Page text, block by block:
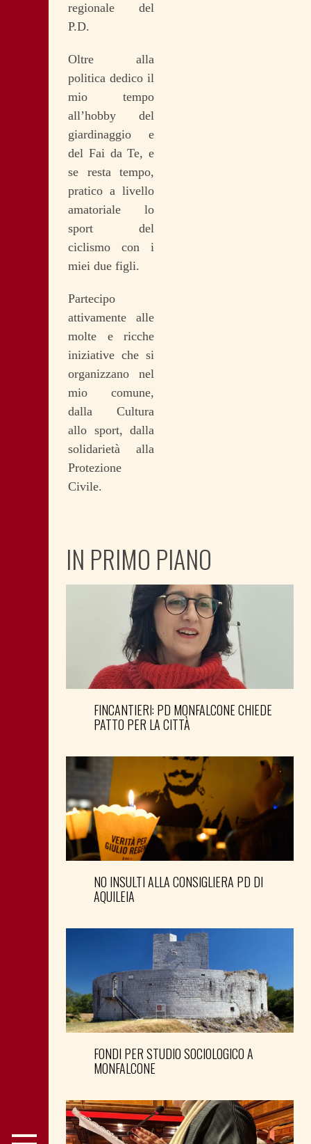
regionale del
P.D.
Oltre alla
politica dedico il
mio tempo
all’hobby del
giardinaggio e
del Fai da Te, e
se resta tempo,
pratico a livello
amatoriale lo
sport del
ciclismo con i
miei due figli.
Partecipo
attivamente alle
molte e ricche
iniziative che si
organizzano nel
mio comune,
dalla Cultura
allo sport, dalla
solidarietà alla
Protezione
Civile.
IN PRIMO PIANO
FINCANTIERI: PD MONFALCONE CHIEDE
PATTO PER LA CITTÀ
NO INSULTI ALLA CONSIGLIERA PD DI
AQUILEIA
FONDI PER STUDIO SOCIOLOGICO A
MONFALCONE